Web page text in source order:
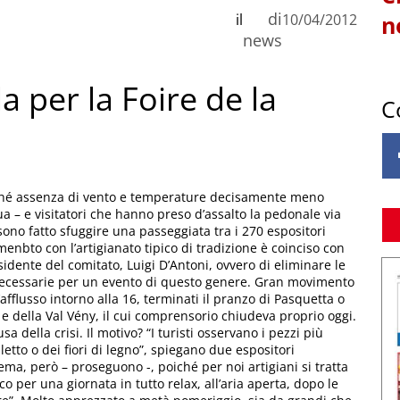
di
news
il 10/04/2012
per la Foire de la
assenza di vento e temperature decisamente meno
e visitatori che hanno preso d’assalto la pedonale via
fatto sfuggire una passeggiata tra i 270 espositori
con l’artigianato tipico di tradizione è coinciso con
del comitato, Luigi D’Antoni, ovvero di eliminare le
per un evento di questo genere. Gran movimento
intorno alla 16, terminati il pranzo di Pasquetta o
della Val Vény, il cui comprensorio chiudeva proprio oggi.
della crisi. Il motivo? “I turisti osservano i pezzi più
o dei fiori di legno”, spiegano due espositori
però – proseguono -, poiché per noi artigiani si tratta
per una giornata in tutto relax, all’aria aperta, dopo le